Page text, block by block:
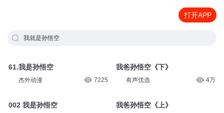
打开APP
我就是孙悟空
61.我是孙悟空
杰外动漫 7225
002 我是孙悟空
我爸孙悟空《下》
有声优选 4万
我爸孙悟空《上》